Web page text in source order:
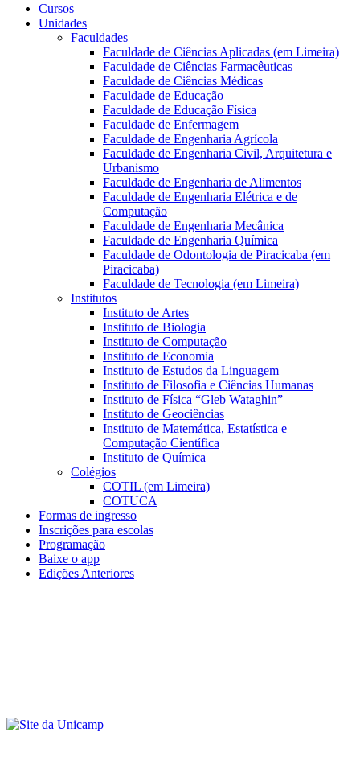
Cursos
Unidades
Faculdades
Faculdade de Ciências Aplicadas (em Limeira)
Faculdade de Ciências Farmacêuticas
Faculdade de Ciências Médicas
Faculdade de Educação
Faculdade de Educação Física
Faculdade de Enfermagem
Faculdade de Engenharia Agrícola
Faculdade de Engenharia Civil, Arquitetura e
Urbanismo
Faculdade de Engenharia de Alimentos
Faculdade de Engenharia Elétrica e de
Computação
Faculdade de Engenharia Mecânica
Faculdade de Engenharia Química
Faculdade de Odontologia de Piracicaba (em
Piracicaba)
Faculdade de Tecnologia (em Limeira)
Institutos
Instituto de Artes
Instituto de Biologia
Instituto de Computação
Instituto de Economia
Instituto de Estudos da Linguagem
Instituto de Filosofia e Ciências Humanas
Instituto de Física “Gleb Wataghin”
Instituto de Geociências
Instituto de Matemática, Estatística e
Computação Científica
Instituto de Química
Colégios
COTIL (em Limeira)
COTUCA
Formas de ingresso
Inscrições para escolas
Programação
Baixe o app
Edições Anteriores